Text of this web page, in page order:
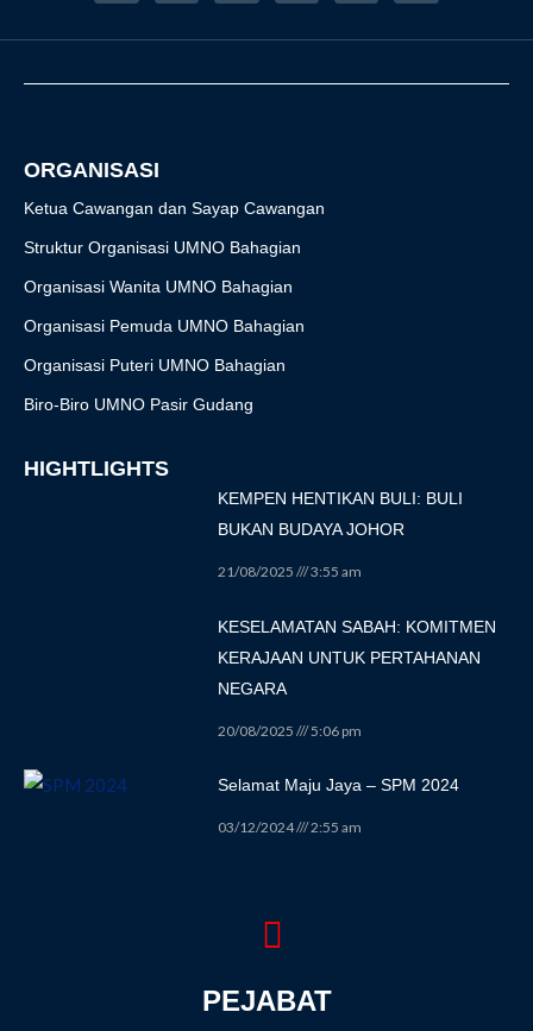
c
b
o
s
a
r
i
t
r
u
u
e
k
o
s
ORGANISASI
Ketua Cawangan dan Sayap Cawangan
Struktur Organisasi UMNO Bahagian
Organisasi Wanita UMNO Bahagian
Organisasi Pemuda UMNO Bahagian
Organisasi Puteri UMNO Bahagian
Biro-Biro UMNO Pasir Gudang
HIGHTLIGHTS
KEMPEN HENTIKAN BULI: BULI
BUKAN BUDAYA JOHOR
21/08/2025 3:55 am
KESELAMATAN SABAH: KOMITMEN
KERAJAAN UNTUK PERTAHANAN
NEGARA
20/08/2025 5:06 pm
Selamat Maju Jaya – SPM 2024
03/12/2024 2:55 am
PEJABAT